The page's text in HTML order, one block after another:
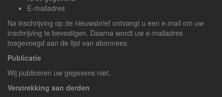
E-mailadres
Na inschrijving op de nieuwsbrief ontvangt u een e-mail om uw
inschrijving te bevestigen. Daarna wordt uw e-mailadres
toegevoegd aan de lijst van abonnees.
Publicatie
Wij publiceren uw gegevens niet.
Verstrekking aan derden